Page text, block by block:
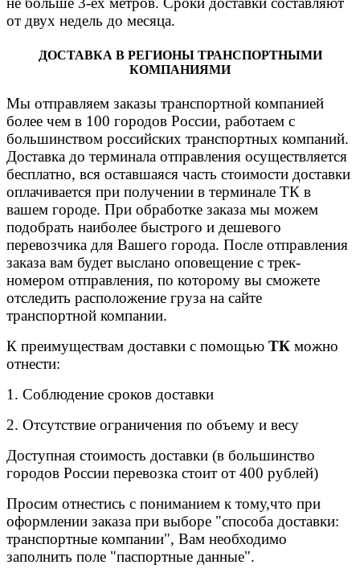
от двух недель до месяца.
ДОСТАВКА В РЕГИОНЫ ТРАНСПОРТНЫМИ
КОМПАНИЯМИ
Мы отправляем заказы транспортной компанией
более чем в 100 городов России, работаем с
большинством российских транспортных компаний.
Доставка до терминала отправления осуществляется
бесплатно, вся оставшаяся часть стоимости доставки
оплачивается при получении в терминале ТК в
вашем городе. При обработке заказа мы можем
подобрать наиболее быстрого и дешевого
перевозчика для Вашего города. После отправления
заказа вам будет выслано оповещение с трек-
номером отправления, по которому вы сможете
отследить расположение груза на сайте
транспортной компании.
К преимуществам доставки с помощью ТК можно
отнести:
1. Соблюдение сроков доставки
2. Отсутствие ограничения по объему и весу
Доступная стоимость доставки (в большинство
городов России перевозка стоит от 400 рублей)
Просим отнестись с пониманием к тому,что при
оформлении заказа при выборе "способа доставки:
транспортные компании", Вам необходимо
заполнить поле "паспортные данные".